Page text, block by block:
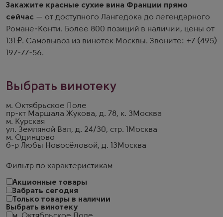
Фильтр по характеристикам
Акционные товары
Забрать сегодня
Только товары в наличии
Выбрать винотеку
Закажите красные сухие вина Франции прямо
сейчас — от доступного Лангедока до легендарного
Романе-Конти. Более 800 позиций в наличии, цены от
131 ₽. Самовывоз из винотек Москвы. Звоните: +7 (495)
197-77-56.
Выбрать винотеку
м. Октябрьское Поле
пр-кт Маршала Жукова, д. 78, к. 3 Москва
м. Курская
ул. Земляной Вал, д. 24/30, стр. 1
Москва
м. Одинцово
б-р Любы Новосёловой, д. 13 Москва